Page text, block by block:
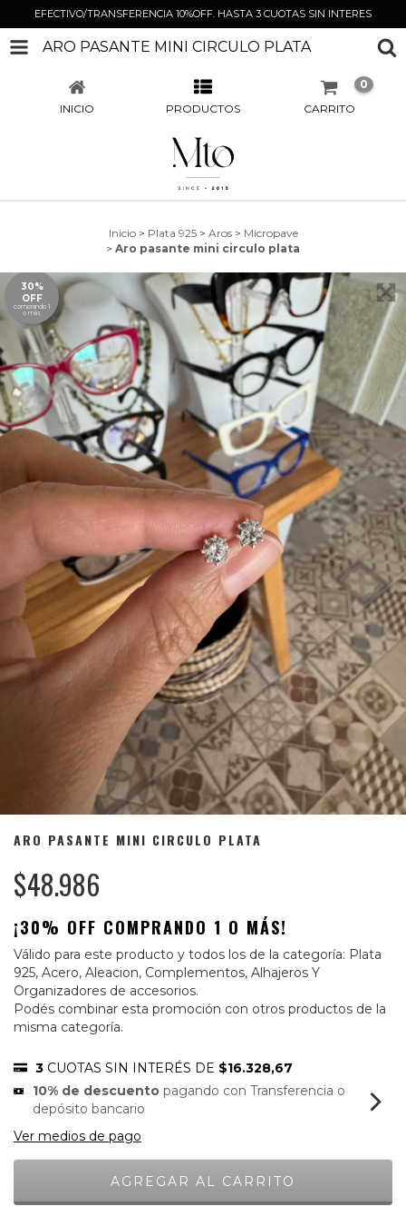
EFECTIVO/TRANSFERENCIA 10%OFF. HASTA 3 CUOTAS SIN INTERES
ARO PASANTE MINI CIRCULO PLATA
INICIO PRODUCTOS CARRITO
0
Inicio > Plata 925 > Aros > Micropave
> Aro pasante mini circulo plata
30%
OFF
comprando 1
o más
ARO PASANTE MINI CIRCULO PLATA
$48.986
¡30% OFF COMPRANDO 1 O MÁS!
Válido para este producto y todos los de la categoría: Plata
925, Acero, Aleacion, Complementos, Alhajeros Y
Organizadores de accesorios.
Podés combinar esta promoción con otros productos de la
misma categoría.
3 CUOTAS SIN INTERÉS DE $16.328,67
10% de descuento pagando con Transferencia o
depósito bancario
Ver medios de pago